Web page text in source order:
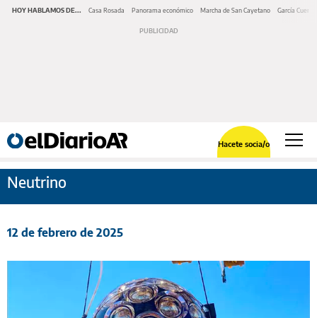
HOY HABLAMOS DE... Casa Rosada Panorama económico Marcha de San Cayetano García Cuerva
Hacete socia/o
Neutrino
12 de febrero de 2025